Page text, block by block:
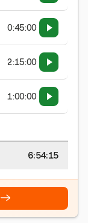
0:45:00
2:15:00
1:00:00
6:54:15
→